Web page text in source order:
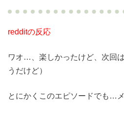
redditの反応
ワオ…、楽しかったけど、次回
うだけど）
とにかくこのエピソードでも…